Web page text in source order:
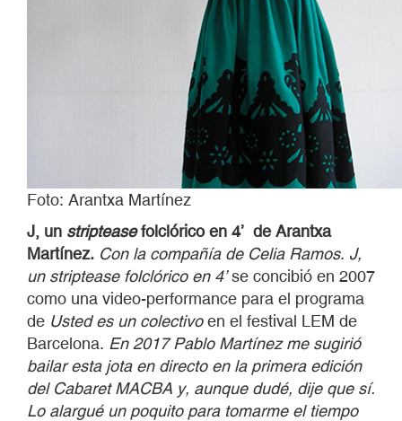
Foto: Arantxa Martínez
J, un stripteasefolclórico en 4’ de Arantxa
Martínez. Con la compañía de Celia Ramos. J,
un striptease folclórico en 4’se concibió en 2007
como una video-performance para el programa
de Usted es un colectivoen el festival LEM de
Barcelona. En 2017 Pablo Martínez me sugirió
bailar esta jota en directo en la primera edición
del Cabaret MACBA y, aunque dudé, dije que sí.
Lo alargué un poquito para tomarme el tiempo